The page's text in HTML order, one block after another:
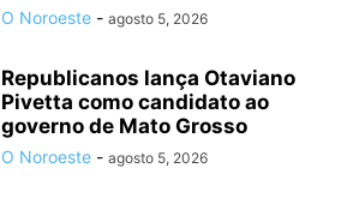
O Noroeste - agosto 5, 2026
Republicanos lança Otaviano
Pivetta como candidato ao
governo de Mato Grosso
O Noroeste - agosto 5, 2026